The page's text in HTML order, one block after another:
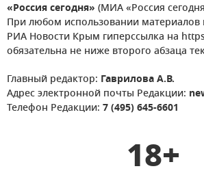
«Россия сегодня» (МИА «Россия
При любом использовании материалов
РИА Новости Крым гиперссылка на
обязательна не ниже второго абзаца
Главный редактор: Гаврилова А.В.
Адрес электронной почты Редакции:
Телефон Редакции: 7 (495) 645-6601
18+